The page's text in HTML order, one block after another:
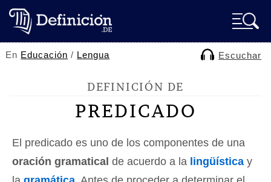
En Educación / Lengua Escuchar
DEFINICIÓN DE
PREDICADO
El predicado es uno de los componentes de una
oración gramatical de acuerdo a la lingüística y